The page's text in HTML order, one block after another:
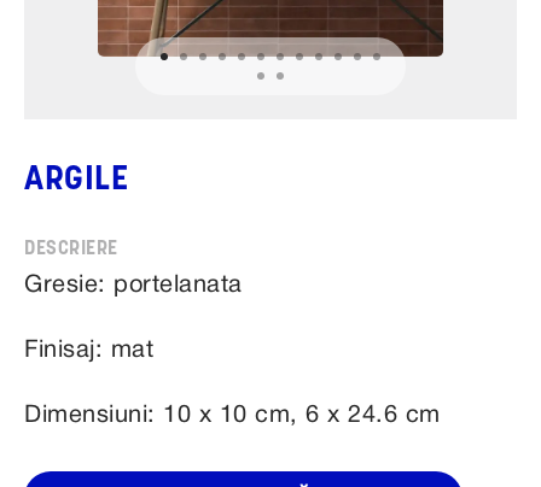
ARGILE
Gresie: portelanata
Finisaj: mat
Dimensiuni: 10 x 10 cm, 6 x 24.6 cm